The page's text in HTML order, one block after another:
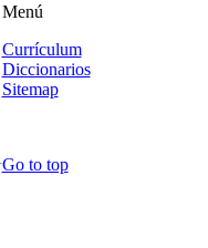
Menú
Currículum
Diccionarios
Sitemap
Go to top